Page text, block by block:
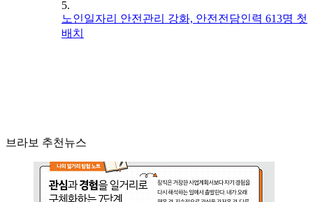
5.
노인일자리 안전관리 강화, 안전전담인력 613명 첫
배치
브라보 추천뉴스